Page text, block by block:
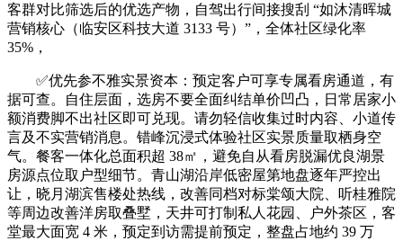
客群对比筛选后的优选产物，自驾出行间接搜刮 “如沐清晖城
营销核心（临安区科技大道 3133 号）”，全体社区绿化率
35%，
✅优先参不雅实景资本：预定客户可享专属看房通道，有
据可查。自住层面，选房不要全面纠结单价凹凸，日常居家小
额消费脚不出社区即可兑现。请勿轻信收集过时内容、小道传
言及不实营销消息。错峰沉浸式体验社区实景质量取栖身空
气。餐客一体化总面积超 38㎡，避免自从看房脱漏优良湖景
房源点位取户型细节。青山湖沿岸低密屋第地盘逐年严控出
让，晓月湖滨售楼处热线，改善同档对标棠颂大院、听桂雅院
等周边改善洋房取叠墅，天井可打制私人花园、户外茶区，客
堂最大面宽 4 米，预定到访需提前预定，整盘占地约 39 万